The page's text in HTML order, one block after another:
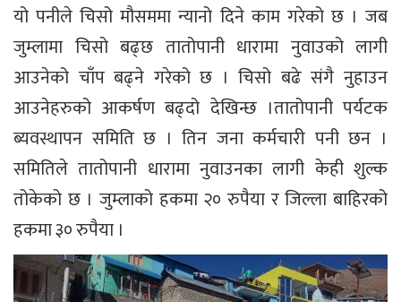
यो पनीले चिसो मौसममा न्यानो दिने काम गरेको छ । जब
जुम्लामा चिसो बढ्छ तातोपानी धारामा नुवाउको लागी
आउनेको चाँप बढ्ने गरेको छ । चिसो बढे संगै नुहाउन
आउनेहरुको आकर्षण बढ्दो देखिन्छ ।तातोपानी पर्यटक
ब्यवस्थापन समिति छ । तिन जना कर्मचारी पनी छन ।
समितिले तातोपानी धारामा नुवाउनका लागी केही शुल्क
तोकेको छ । जुम्लाको हकमा २० रुपैया र जिल्ला बाहिरको
हकमा ३० रुपैया ।